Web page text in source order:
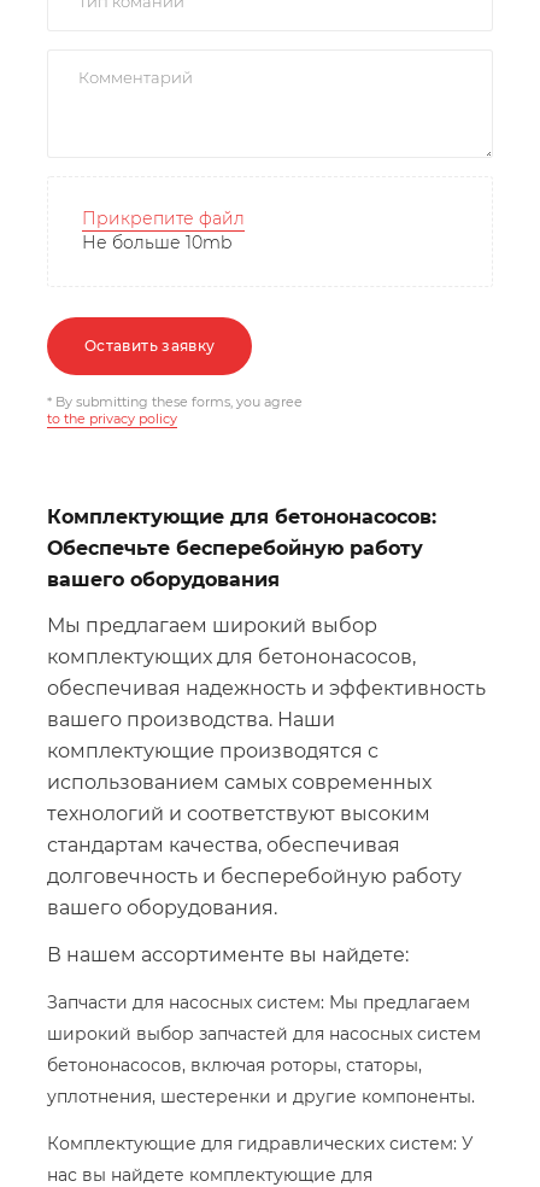
Прикрепите файл
Не больше 10mb
Оставить заявку
* By submitting these forms, you agree
to the privacy policy
Комплектующие для бетононасосов:
Обеспечьте бесперебойную работу
вашего оборудования
Мы предлагаем широкий выбор
комплектующих для бетононасосов,
обеспечивая надежность и эффективность
вашего производства. Наши
комплектующие производятся с
использованием самых современных
технологий и соответствуют высоким
стандартам качества, обеспечивая
долговечность и бесперебойную работу
вашего оборудования.
В нашем ассортименте вы найдете:
Запчасти для насосных систем: Мы предлагаем
широкий выбор запчастей для насосных систем
бетононасосов, включая роторы, статоры,
уплотнения, шестеренки и другие компоненты.
Комплектующие для гидравлических систем: У
нас вы найдете комплектующие для